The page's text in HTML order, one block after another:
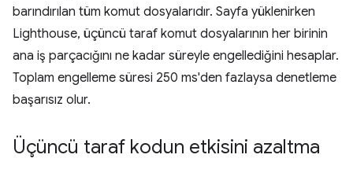
barındırılan tüm komut dosyalarıdır. Sayfa yüklenirken
Lighthouse, üçüncü taraf komut dosyalarının her birinin
ana iş parçacığını ne kadar süreyle engellediğini hesaplar.
Toplam engelleme süresi 250 ms'den fazlaysa denetleme
başarısız olur.
Üçüncü taraf kodun etkisini azaltma